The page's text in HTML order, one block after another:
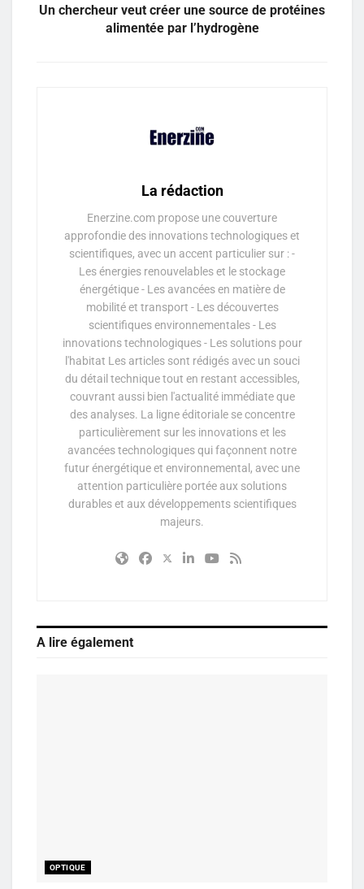
Un chercheur veut créer une source de protéines
alimentée par l’hydrogène
La rédaction
Enerzine.com propose une couverture
approfondie des innovations technologiques et
scientifiques, avec un accent particulier sur : -
Les énergies renouvelables et le stockage
énergétique - Les avancées en matière de
mobilité et transport - Les découvertes
scientifiques environnementales - Les
innovations technologiques - Les solutions pour
l'habitat Les articles sont rédigés avec un souci
du détail technique tout en restant accessibles,
couvrant aussi bien l'actualité immédiate que
des analyses. La ligne éditoriale se concentre
particulièrement sur les innovations et les
avancées technologiques qui façonnent notre
futur énergétique et environnemental, avec une
attention particulière portée aux solutions
durables et aux développements scientifiques
majeurs.
A lire également
OPTIQUE